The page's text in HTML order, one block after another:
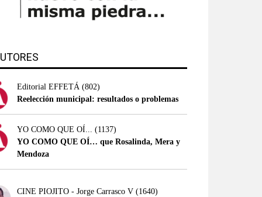
Editorial EFFETÁ (802)
Reelección municipal: resultados o problemas
YO COMO QUE OÍ... (1137)
YO COMO QUE OÍ… que Rosalinda, Mera y
Mendoza
CINE PIOJITO - Jorge Carrasco V (1640)